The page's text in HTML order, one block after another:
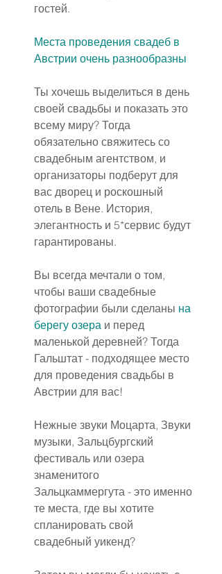
гостей.
Места проведения свадеб в
Австрии очень разнообразны
Ты хочешь выделиться в день
своей свадьбы и показать это
всему миру? Тогда
обязательно свяжитесь со
свадебным агентством, и
организаторы подберут для
вас дворец и роскошный
отель в Вене. История,
элегантность и 5*сервис будут
гарантированы.
Вы всегда мечтали о том,
чтобы ваши свадебные
фотографии были сделаны на
берегу озера и перед
маленькой деревней? Тогда
Гальштат - подходящее место
для проведения свадьбы в
Австрии для вас!
Нежные звуки Моцарта, Звуки
музыки, Зальцбургский
фестиваль или озера
знаменитого
Зальцкаммергута - это именно
те места, где вы хотите
спланировать свой
свадебный уикенд?